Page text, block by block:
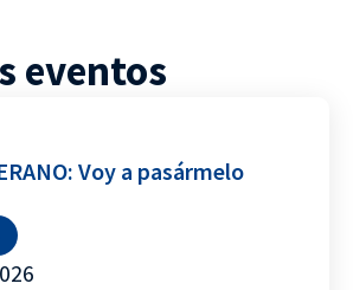
eventos
Voy a pasármelo